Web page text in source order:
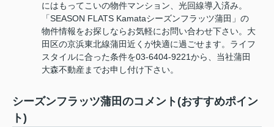
にはもってこいの物件マンション、光回線導入済み。
「SEASON FLATS Kamataシーズンフラッツ蒲田」の
物件情報をお探しならお気軽にお問い合わせ下さい。大
田区の京浜東北線蒲田近くが快適に過ごせます。ライフ
スタイルに合った条件を03-6404-9221から、当社蒲田
大森不動産までお申し付け下さい。
シーズンフラッツ蒲田のコメント(おすすめポイン
ト)